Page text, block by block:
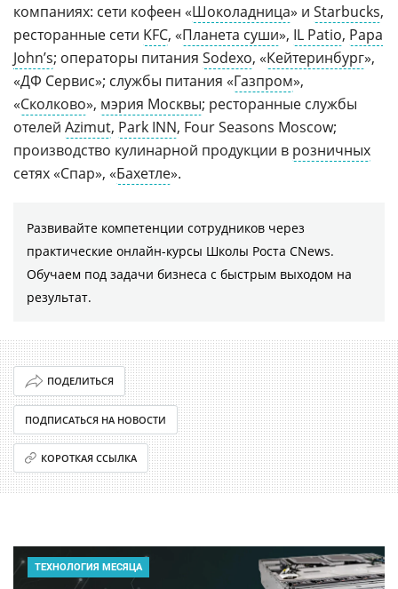
компаниях: сети кофеен «Шоколадница» и Starbucks,
ресторанные сети KFC, «Планета суши», IL Patio, Papa
John’s; операторы питания Sodexo, «Кейтеринбург»,
«ДФ Сервис»; службы питания «Газпром»,
«Сколково», мэрия Москвы; ресторанные службы
отелей Azimut, Park INN, Four Seasons Moscow;
производство кулинарной продукции в розничных
сетях «Спар», «Бахетле».
Развивайте компетенции сотрудников через
практические онлайн-курсы Школы Роста CNews.
Обучаем под задачи бизнеса с быстрым выходом на
результат.
ПОДЕЛИТЬСЯ
ПОДПИСАТЬСЯ НА НОВОСТИ
КОРОТКАЯ ССЫЛКА
ТЕХНОЛОГИЯ МЕСЯЦА